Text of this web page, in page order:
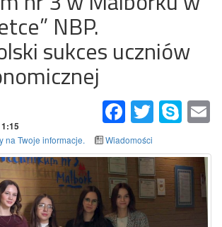
NBP.
sukces uczniów
FacebookTwitter Skype
na Twoje informacje.
Wiadomości